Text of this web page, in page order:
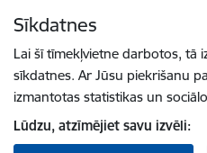
Sīkdatnes
Lai šī tīmekļvietne darbotos, tā
sīkdatnes. Ar Jūsu piekrišanu
izmantotas statistikas un
Lūdzu, atzīmējiet savu izvēli: